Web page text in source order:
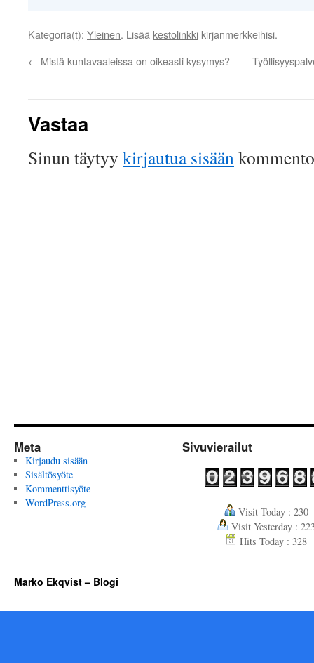
Kategoria(t): Yleinen. Lisää kestolinkki kirjanmerkkeihisi.
← Mistä kuntavaaleissa on oikeasti kysymys?
Vastaa
Sinun täytyy kirjautua sisään
Meta
Kirjaudu sisään
Sisältösyöte
Kommenttisyöte
WordPress.org
Sivuvierailut
Visit Today : 230
Visit Yesterday :
Hits Today : 328
Marko Ekqvist – Blogi